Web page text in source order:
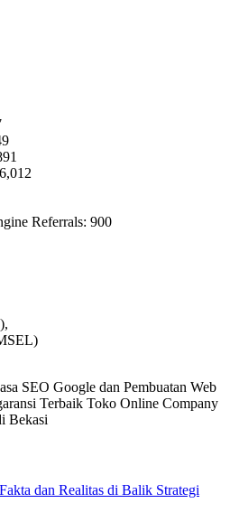
Referrals: 900
SEO Google dan Pembuatan Web
Terbaik Toko Online Company
Bekasi